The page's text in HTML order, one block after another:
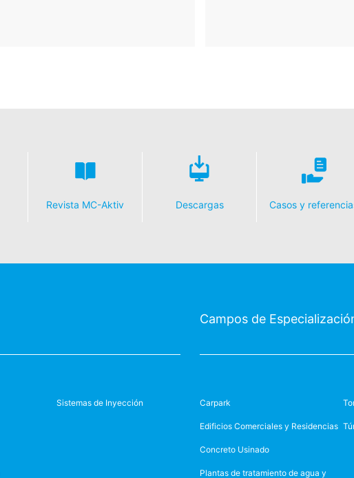
Revista MC-Aktiv Descargas Casos y
Sistemas de Inyección
Campos de
Carpark
Edificios Comerciales y Residencias
Concreto Usinado
Plantas de tratamiento de agua y